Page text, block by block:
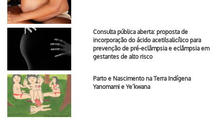
Consulta pública aberta: proposta de
incorporação do ácido acetilsalicílico para
prevenção de pré-eclâmpsia e eclâmpsia em
gestantes de alto risco
Parto e Nascimento na Terra Indígena
Yanomami e Ye’kwana